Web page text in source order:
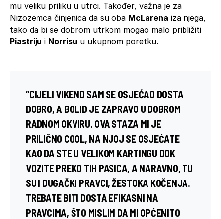
mu veliku priliku u utrci. Također, važna je za
Nizozemca činjenica da su oba McLarena iza njega,
tako da bi se dobrom utrkom mogao malo približiti
Piastriju i Norrisu u ukupnom poretku.
“CIJELI VIKEND SAM SE OSJEĆAO DOSTA
DOBRO, A BOLID JE ZAPRAVO U DOBROM
RADNOM OKVIRU. OVA STAZA MI JE
PRILIČNO COOL, NA NJOJ SE OSJEĆATE
KAO DA STE U VELIKOM KARTINGU DOK
VOZITE PREKO TIH PASICA, A NARAVNO, TU
SU I DUGAČKI PRAVCI, ŽESTOKA KOČENJA.
TREBATE BITI DOSTA EFIKASNI NA
PRAVCIMA, ŠTO MISLIM DA MI OPĆENITO